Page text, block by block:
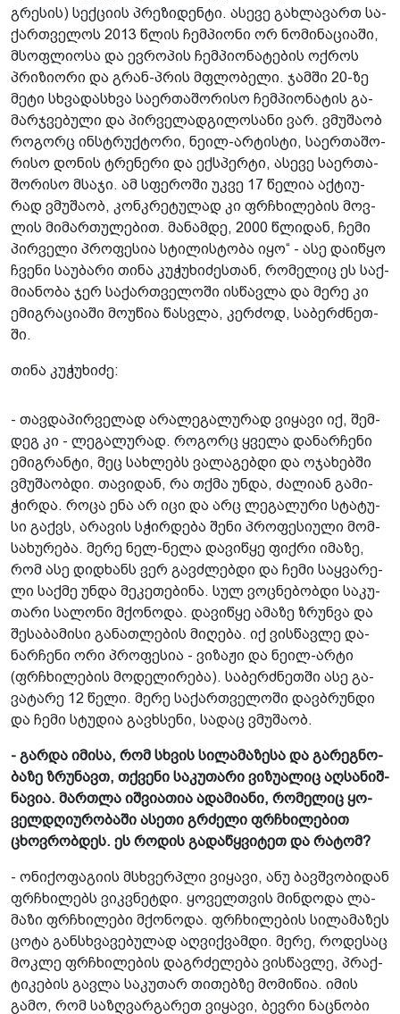
გრე­სის) სექ­ცი­ის პრე­ზი­დენ­ტი. ასე­ვე გახ­ლა­ვართ სა­
ქარ­თვე­ლოს 2013 წლის ჩემ­პი­ო­ნი ორ ნო­მი­ნა­ცი­ა­ში,
მსოფ­ლი­ო­სა და ევ­რო­პის ჩემ­პი­ო­ნა­ტე­ბის ოქ­როს
პრი­ზი­ო­რი და გრან-პრის მფლო­ბე­ლი. ჯამ­ში 20-ზე
მეტი სხვა­დას­ხვა სა­ერ­თა­შო­რი­სო ჩემ­პი­ო­ნა­ტის გა­
მარ­ჯვე­ბუ­ლი და პირ­ვე­ლად­გი­ლო­სა­ნი ვარ. ვმუ­შა­ობ
რო­გორც ინ­სტრუქ­ტო­რი, ნეილ-არ­ტის­ტი, სა­ერ­თა­შო­
რი­სო დო­ნის ტრე­ნე­რი და ექ­სპერ­ტი, ასე­ვე სა­ერ­თა­
შო­რი­სო მსა­ჯი. ამ სფე­რო­ში უკვე 17 წე­ლია აქ­ტი­უ­
რად ვმუ­შა­ობ, კონ­კრე­ტუ­ლად კი ფრჩხი­ლე­ბის მოვ­
ლის მი­მარ­თუ­ლე­ბით. მა­ნამ­დე, 2000 წლი­დან, ჩემი
პირ­ვე­ლი პრო­ფე­სია სტი­ლის­ტო­ბა იყო“ - ასე და­ი­წყო
ჩვე­ნი სა­უ­ბა­რი თინა კუ­ჭუ­ხი­ძეს­თან, რო­მე­ლიც ეს საქ­
მი­ა­ნო­ბა ჯერ სა­ქარ­თვე­ლო­ში ის­წავ­ლა და მერე კი
ემიგ­რა­ცი­ა­ში მო­უ­წია წას­ვლა, კერ­ძოდ, სა­ბერ­ძნეთ­
ში.
თინა კუ­ჭუ­ხი­ძე:
- თავ­და­პირ­ვე­ლად არა­ლე­გა­ლუ­რად ვი­ყა­ვი იქ, შემ­
დეგ კი - ლე­გა­ლუ­რად. რო­გორც ყვე­ლა და­ნარ­ჩე­ნი
ემიგ­რან­ტი, მეც სახ­ლებს ვა­ლა­გებ­დი და ოჯა­ხებ­ში
ვმუ­შა­ობ­დი. თა­ვი­დან, რა თქმა უნდა, ძა­ლი­ან გა­მი­
ჭირ­და. როცა ენა არ იცი და არც ლე­გა­ლუ­რი სტა­ტუ­
სი გაქვს, არა­ვის სჭირ­დე­ბა შენი პრო­ფე­სი­უ­ლი მომ­
სა­ხუ­რე­ბა. მერე ნელ-ნელა და­ვი­წყე ფიქ­რი იმა­ზე,
რომ ასე დიდ­ხანს ვერ გავძლებ­დი და ჩემი საყ­ვა­რე­
ლი საქ­მე უნდა მე­კე­თე­ბი­ნა. სულ ვოც­ნე­ბობ­დი სა­კუ­
თა­რი სა­ლო­ნი მქო­ნო­და. და­ვი­წყე ამა­ზე ზრუნ­ვა და
შე­სა­ბა­მი­სი გა­ნათ­ლე­ბის მი­ღე­ბა. იქ ვის­წავ­ლე და­
ნარ­ჩე­ნი ორი პრო­ფე­სია - ვი­ზა­ჟი და ნეილ-არტი
(ფრჩხი­ლე­ბის მო­დე­ლი­რე­ბა). სა­ბერ­ძნეთ­ში ასე გა­
ვა­ტა­რე 12 წელი. მერე სა­ქარ­თვე­ლო­ში დავ­ბრუნ­დი
და ჩემი სტუ­დია გავ­ხსე­ნი, სა­დაც ვმუ­შა­ობ.
- გარ­და იმი­სა, რომ სხვის სი­ლა­მა­ზე­სა და გა­რეგ­ნო­
ბა­ზე ზრუ­ნავთ, თქვე­ნი სა­კუ­თა­რი ვი­ზუ­ა­ლიც აღ­სა­ნიშ­
ნა­ვია. მარ­თლა იშ­ვი­ა­თია ადა­მი­ა­ნი, რო­მე­ლიც ყო­
ველ­დღი­უ­რო­ბა­ში ასე­თი გრძე­ლი ფრჩხი­ლე­ბით
ცხოვ­რობ­დეს. ეს რო­დის გა­და­წყვი­ტეთ და რა­ტომ?
- ონი­ქო­ფა­გი­ის მსხვერ­პლი ვი­ყა­ვი, ანუ ბავ­შვო­ბი­დან
ფრჩხი­ლებს ვიკ­ვნეტ­დი. ყო­ველ­თვის მინ­დო­და ლა­
მა­ზი ფრჩხი­ლე­ბი მქო­ნო­და. ფრჩხი­ლე­ბის სი­ლა­მა­ზეს
ცოტა გან­სხვა­ვე­ბუ­ლად აღ­ვიქ­ვამ­დი. მერე, რო­დე­საც
მოკ­ლე ფრჩხი­ლე­ბის დაგ­რძე­ლე­ბა ვის­წავ­ლე, პრაქ­
ტი­კე­ბის გავ­ლა სა­კუ­თარ თი­თებ­ზე მო­მი­წია. იმის
გამო, რომ სა­ზღვარ­გა­რეთ ვი­ყა­ვი, ბევ­რი ნაც­ნო­ბი